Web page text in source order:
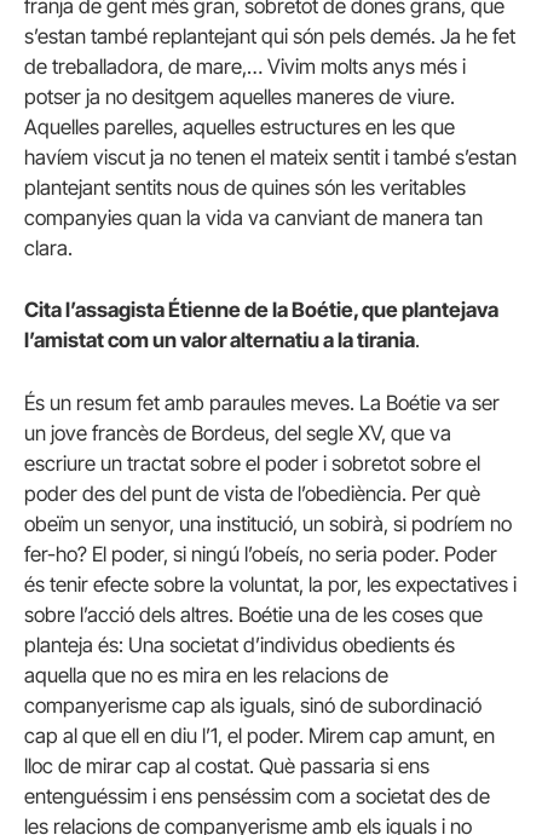
franja de gent més gran, sobretot de dones grans, que
s’estan també replantejant qui són pels demés. Ja he fet
de treballadora, de mare,… Vivim molts anys més i
potser ja no desitgem aquelles maneres de viure.
Aquelles parelles, aquelles estructures en les que
havíem viscut ja no tenen el mateix sentit i també s’estan
plantejant sentits nous de quines són les veritables
companyies quan la vida va canviant de manera tan
clara.
Cita l’assagista Étienne de la Boétie, que plantejava
l’amistat com un valor alternatiu a la tirania.
És un resum fet amb paraules meves. La Boétie va ser
un jove francès de Bordeus, del segle XV, que va
escriure un tractat sobre el poder i sobretot sobre el
poder des del punt de vista de l’obediència. Per què
obeïm un senyor, una institució, un sobirà, si podríem no
fer-ho? El poder, si ningú l’obeís, no seria poder. Poder
és tenir efecte sobre la voluntat, la por, les expectatives i
sobre l’acció dels altres. Boétie una de les coses que
planteja és: Una societat d’individus obedients és
aquella que no es mira en les relacions de
companyerisme cap als iguals, sinó de subordinació
cap al que ell en diu l’1, el poder. Mirem cap amunt, en
lloc de mirar cap al costat. Què passaria si ens
entenguéssim i ens penséssim com a societat des de
les relacions de companyerisme amb els iguals i no